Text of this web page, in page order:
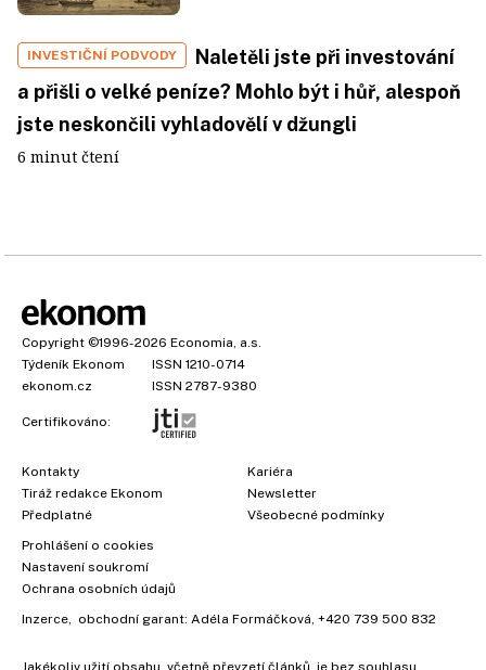
INVESTIČNÍ PODVODY
Naletěli jste při investování
a přišli o velké peníze? Mohlo být i hůř, alespoň
jste neskončili vyhladovělí v džungli
6 minut čtení
Copyright ©1996-2026 Economia, a.s.
Týdeník Ekonom
ISSN 1210-0714
ekonom.cz
ISSN 2787-9380
Certifikováno:
Kontakty
Tiráž redakce Ekonom
Předplatné
Kariéra
Newsletter
Všeobecné podmínky
Prohlášení o cookies
Nastavení soukromí
Ochrana osobních údajů
Inzerce , obchodní garant: Adéla Formáčková +420 739 500 832
Jakékoliv užití obsahu, včetně převzetí článků, je bez souhlasu